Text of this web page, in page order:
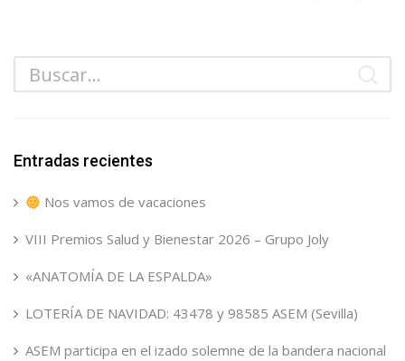
Entradas recientes
Nos vamos de vacaciones
VIII Premios Salud y Bienestar 2026 – Grupo Joly
«ANATOMÍA DE LA ESPALDA»
LOTERÍA DE NAVIDAD: 43478 y 98585 ASEM (Sevilla)
ASEM participa en el izado solemne de la bandera nacional